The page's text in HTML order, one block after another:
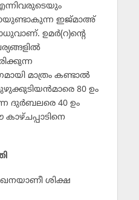
ഇജ്മാഅ്
ഉമര്‍(റ)ന്റെ
മാത്രം കണ്ടാല്‍
80 ഉം
ദുര്‍ബലരെ 40 ഉം
ശിക്ഷ